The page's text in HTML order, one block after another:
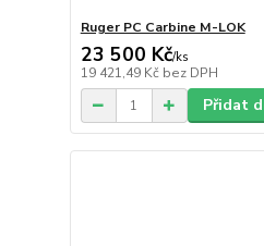
Ruger PC Carbine M-LOK
23 500 Kč/ks
19 421,49 Kč bez DPH
Přidat